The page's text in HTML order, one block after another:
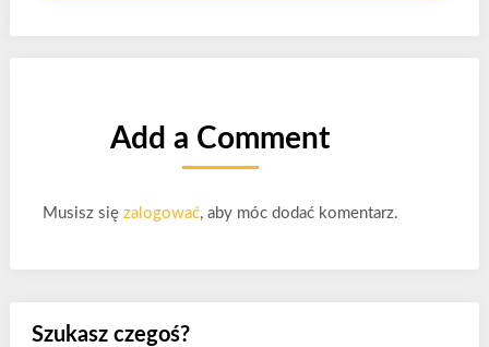
Add a Comment
Musisz się zalogować, aby móc dodać komentarz.
Szukasz czegoś?